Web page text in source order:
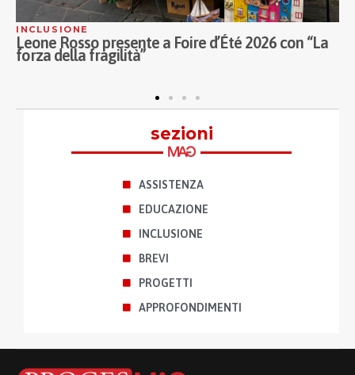
Rosso presente a Foire d’Été 2026 con “La
della fragilità”
sezioni
ASSISTENZA
EDUCAZIONE
INCLUSIONE
BREVI
PROGETTI
APPROFONDIMENTI